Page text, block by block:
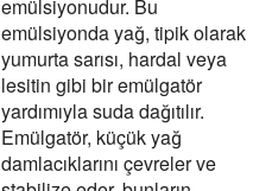
emülsiyonudur. Bu
emülsiyonda yağ, tipik olarak
yumurta sarısı, hardal veya
lesitin gibi bir emülgatör
yardımıyla suda dağıtılır.
Emülgatör, küçük yağ
damlacıklarını çevreler ve